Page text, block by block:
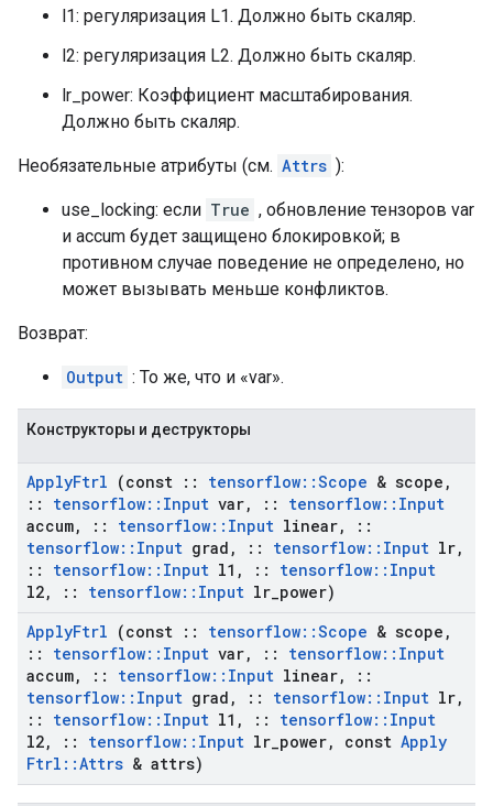
l1: регуляризация L1. Должно быть скаляр.
l2: регуляризация L2. Должно быть скаляр.
lr_power: Коэффициент масштабирования.
Должно быть скаляр.
Необязательные атрибуты (см. Attrs ):
use_locking: если True , обновление тензоров var
и accum будет защищено блокировкой; в
противном случае поведение не определено, но
может вызывать меньше конфликтов.
Возврат:
Output : То же, что и «var».
Конструкторы и деструкторы
ApplyFtrl (const :: tensorflow::Scope & scope ,
::
tensorflow:: Input var, :: tensorflow:: Input
accum, :: tensorflow:: Input linear,
::
tensorflow:: Input grad , :: tensorflow:: Input lr,
::
tensorflow:: Input l1 , :: tensorflow:: Input
l2, :: tensorflow:: Input lr power)
ApplyFtrl (const :: tensorflow::Scope & scope ,
::
tensorflow:: Input var, :: tensorflow:: Input
accum, :: tensorflow:: Input linear,
::
tensorflow:: Input grad , :: tensorflow:: Input lr,
::
tensorflow:: Input l1 , :: tensorflow:: Input
l2, :: tensorflow:: Input lr power, const Apply
Ftrl ::Attrs & attrs)